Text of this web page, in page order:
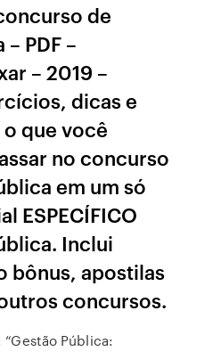
de
PDF –
– 2019 –
dicas e
o que você
no concurso
em um só
ESPECÍFICO
Inclui
bônus, apostilas
concursos.
Pública: